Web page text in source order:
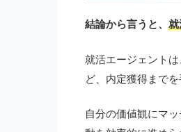
結論から言うと、 就
就活エージェント
ど、内定獲得まで
自分の価値観にマ